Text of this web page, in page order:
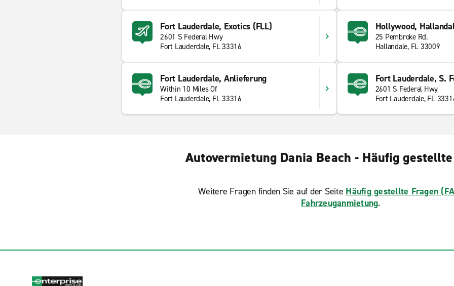
Fort Lauderdale, Exotics (FLL)
2601 S Federal Hwy
Fort Lauderdale, FL 33316
Hollywood,
25 Pembroke Rd.
Hallandale, FL 33009
Fort Lauderdale, Anlieferung
Within 10 Miles Of
Fort Lauderdale, FL 33316
Fort Lauderdale, S.
2601 S Federal Hwy
Fort Lauderdale, FL
Autovermietung Dania Beach - Häufig
Weitere Fragen finden Sie auf der Seite Häufig gestellte Fragen
Fahrzeuganmietung.